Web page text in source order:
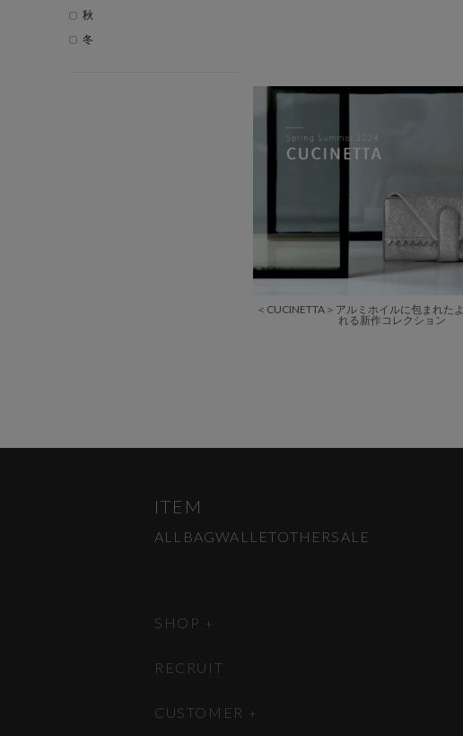
秋
冬
＜CUCINETTA＞アルミホイルに包まれた
れる新作コレクション
ITEM
ALL BAGWALLETOTHERSALE
SHOP
RECRUIT
CUSTOMER